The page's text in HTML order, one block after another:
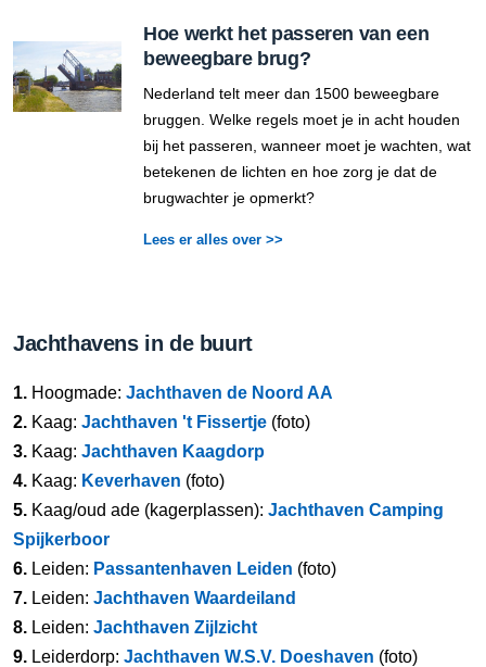
Hoe werkt het passeren van een
beweegbare brug?
Nederland telt meer dan 1500 beweegbare
bruggen. Welke regels moet je in acht houden
bij het passeren, wanneer moet je wachten, wat
betekenen de lichten en hoe zorg je dat de
brugwachter je opmerkt?
Lees er alles over >>
Jachthavens in de buurt
1. Hoogmade: Jachthaven de Noord AA
2. Kaag: Jachthaven 't Fissertje (foto)
3. Kaag: Jachthaven Kaagdorp
4. Kaag: Keverhaven (foto)
5. Kaag/oud ade (kagerplassen): Jachthaven Camping
Spijkerboor
6. Leiden: Passantenhaven Leiden (foto)
7. Leiden: Jachthaven Waardeiland
8. Leiden: Jachthaven Zijlzicht
9. Leiderdorp: Jachthaven W.S.V. Doeshaven (foto)